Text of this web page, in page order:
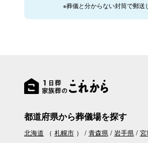
※葬儀と分からない封筒で郵送
都道府県から葬儀場を探す
北海道 （ 札幌市） 青森県 岩手県